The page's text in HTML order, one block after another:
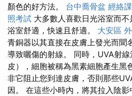
顏色的好方法。 台中喬骨盆 經絡
照考試 大多數人喜歡日光浴室而
浴室舒適，快速且舒適。 大安區
青銅器以其直接在皮膚上發光而聞
導致曬傷的射線。 同時，UVA射
皮），細胞被稱為黑素細胞產生黑
非它阻止您到達皮膚，否則那些
因。 在這些小時內，將其拉入陰影